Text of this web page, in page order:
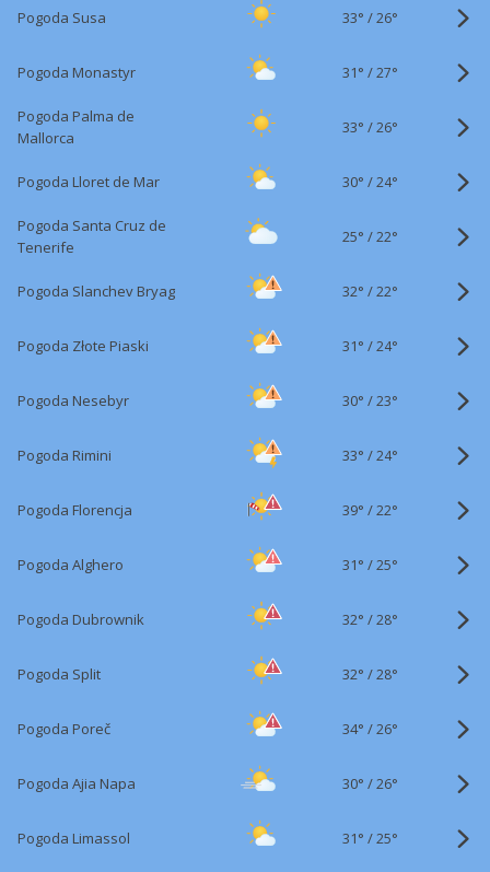
Pogoda Susa 33° /26°
Pogoda Monastyr 31° /27°
Pogoda Palma de
Mallorca
33° /26°
Pogoda Lloret de Mar 30° /24°
Pogoda Santa Cruz de
Tenerife
25° /22°
Pogoda Slanchev Bryag 32° /22°
Pogoda Złote Piaski 31° /24°
Pogoda Nesebyr 30° /23°
Pogoda Rimini 33° /24°
Pogoda Florencja 39° /22°
Pogoda Alghero 31° /25°
Pogoda Dubrownik 32° /28°
Pogoda Split 32° /28°
Pogoda Poreč 34° /26°
Pogoda Ajia Napa 30° /26°
Pogoda Limassol 31° /25°